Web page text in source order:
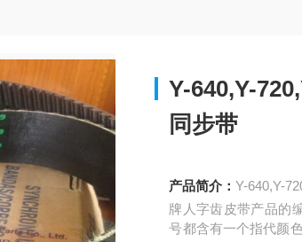
Y-640,Y-
同步带
产品简介：Y-640,Y-
牌人字齿皮带产品的
号都含有一个指代颜